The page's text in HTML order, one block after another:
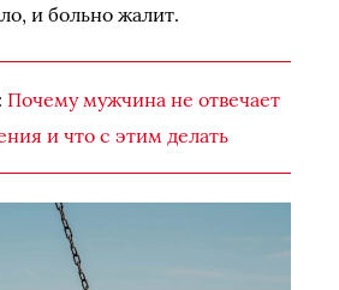
и больно жалит.
Почему мужчина не отвечает
и что с этим делать